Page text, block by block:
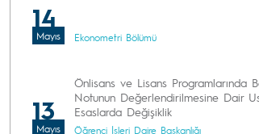
14
Mayıs Ekonometri Bölümü
13
Mayıs
Önlisans ve Lisans Programlarında
Notunun Değerlendirilmesine Dair
Esaslarda Değişiklik
Öğrenci İşleri Daire Başkanlığı